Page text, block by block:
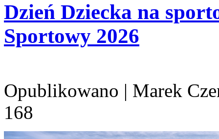
Dzień Dziecka na
Sportowy 2026
Opublikowano | Marek
168